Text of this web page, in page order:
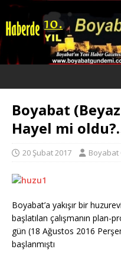
Boyabat
Hayel mi
20 Şubat 2017 Boyabat
Boyabat’a yakışır bir
başlatılan çalışmanın plan-
gün (18 Ağustos 2016
başlanmıştı